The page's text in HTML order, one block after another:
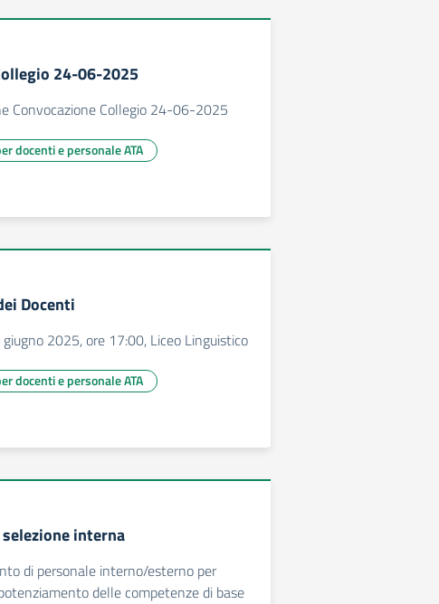
24-06-2025
Convocazione Collegio 24-06-2025
docenti e personale ATA
Docenti
2025, ore 17:00, Liceo Linguistico
docenti e personale ATA
interna
di personale interno/esterno per
delle competenze di base